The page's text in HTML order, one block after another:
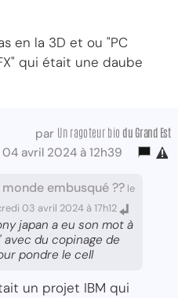
en la 3D et ou "PC
qui était une daube
par Un ragoteur bio du Grand Est
avril 2024 à 12h39
embusqué ?? le
03 avril 2024 à 17h12
japan a eu son mot à
avec du copinage de
pondre le cell
un projet IBM qui